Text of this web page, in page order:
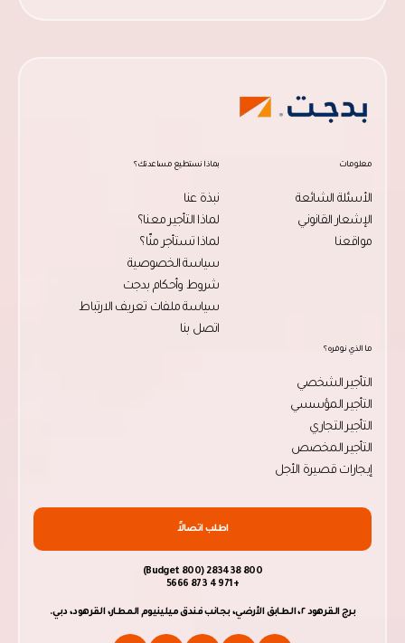
معلومات
الأسئلة الشائعة
الإشعار القانوني
مواقعنا
بماذا نستطيع مساعدتك؟
نبذة عنا
لماذا التأجير معنا؟
لماذا تستأجر منّا؟
سياسة الخصوصية
شروط وأحكام بدجت
سياسة ملفات تعريف الارتباط
اتصل بنا
ما الذي نوفره؟
التأجير الشخصي
التأجير المؤسسي
التأجير التجاري
التأجير المخصص
إيجارات قصيرة الأجل
اطلب اتصالاً
800 283438 (800 Budget)
+971 4 873 5666
برج القرهود ٢، الطابق الأرضي، بجانب فندق ميلينيوم المطار، القرهود، دبي.